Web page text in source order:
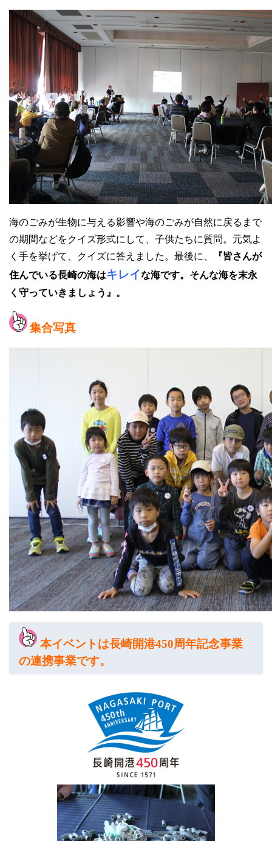
海のごみが生物に与える影響や海のごみが自然に戻るまで
の期間などをクイズ形式にして、子供たちに質問。元気よ
く手を挙げて、クイズに答えました。最後に、
『皆さんが
住んでいる長崎の海はキレイな海です。そんな海を末永
く守っていきましょう』。
集合写真
本イベントは長崎開港450周年記念事業
の連携事業です。